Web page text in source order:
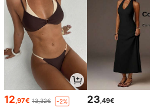
12,97€ 13,32€ -2% 23,49€